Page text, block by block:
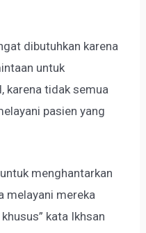
dibutuhkan karena
untuk
karena tidak semua
pasien yang
menghantarkan
melayani mereka
kata Ikhsan